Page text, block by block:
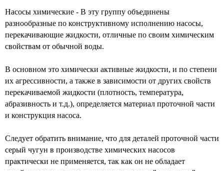
Насосы химические - В эту группу объединены
разнообразные по конструктивному исполнению насосы,
перекачивающие жидкости, отличные по своим химическим
свойствам от обычной воды.
В основном это химически активные жидкости, и по степени
их агрессивности, а также в зависимости от других свойств
перекачиваемой жидкости (плотность, температура,
абразивность и т.д.), определяется материал проточной части
и конструкция насоса.
Следует обратить внимание, что для деталей проточной части
серый чугун в производстве химических насосов
практически не применяется, так как он не обладает